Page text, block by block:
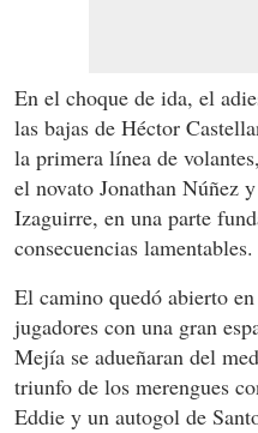
En el choque de ida, el
las bajas de Héctor
la primera línea de
el novato Jonathan Núñez
Izaguirre, en una parte
consecuencias lamentables.
El camino quedó abierto
jugadores con una gran
Mejía se adueñaran del
triunfo de los merengues
Eddie y un autogol de